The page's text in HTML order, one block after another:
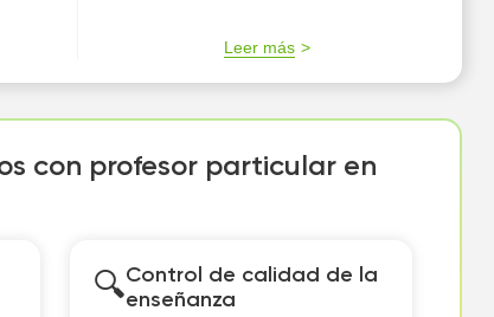
Leer más
con profesor particular en
🔍Control de calidad de la
enseñanza